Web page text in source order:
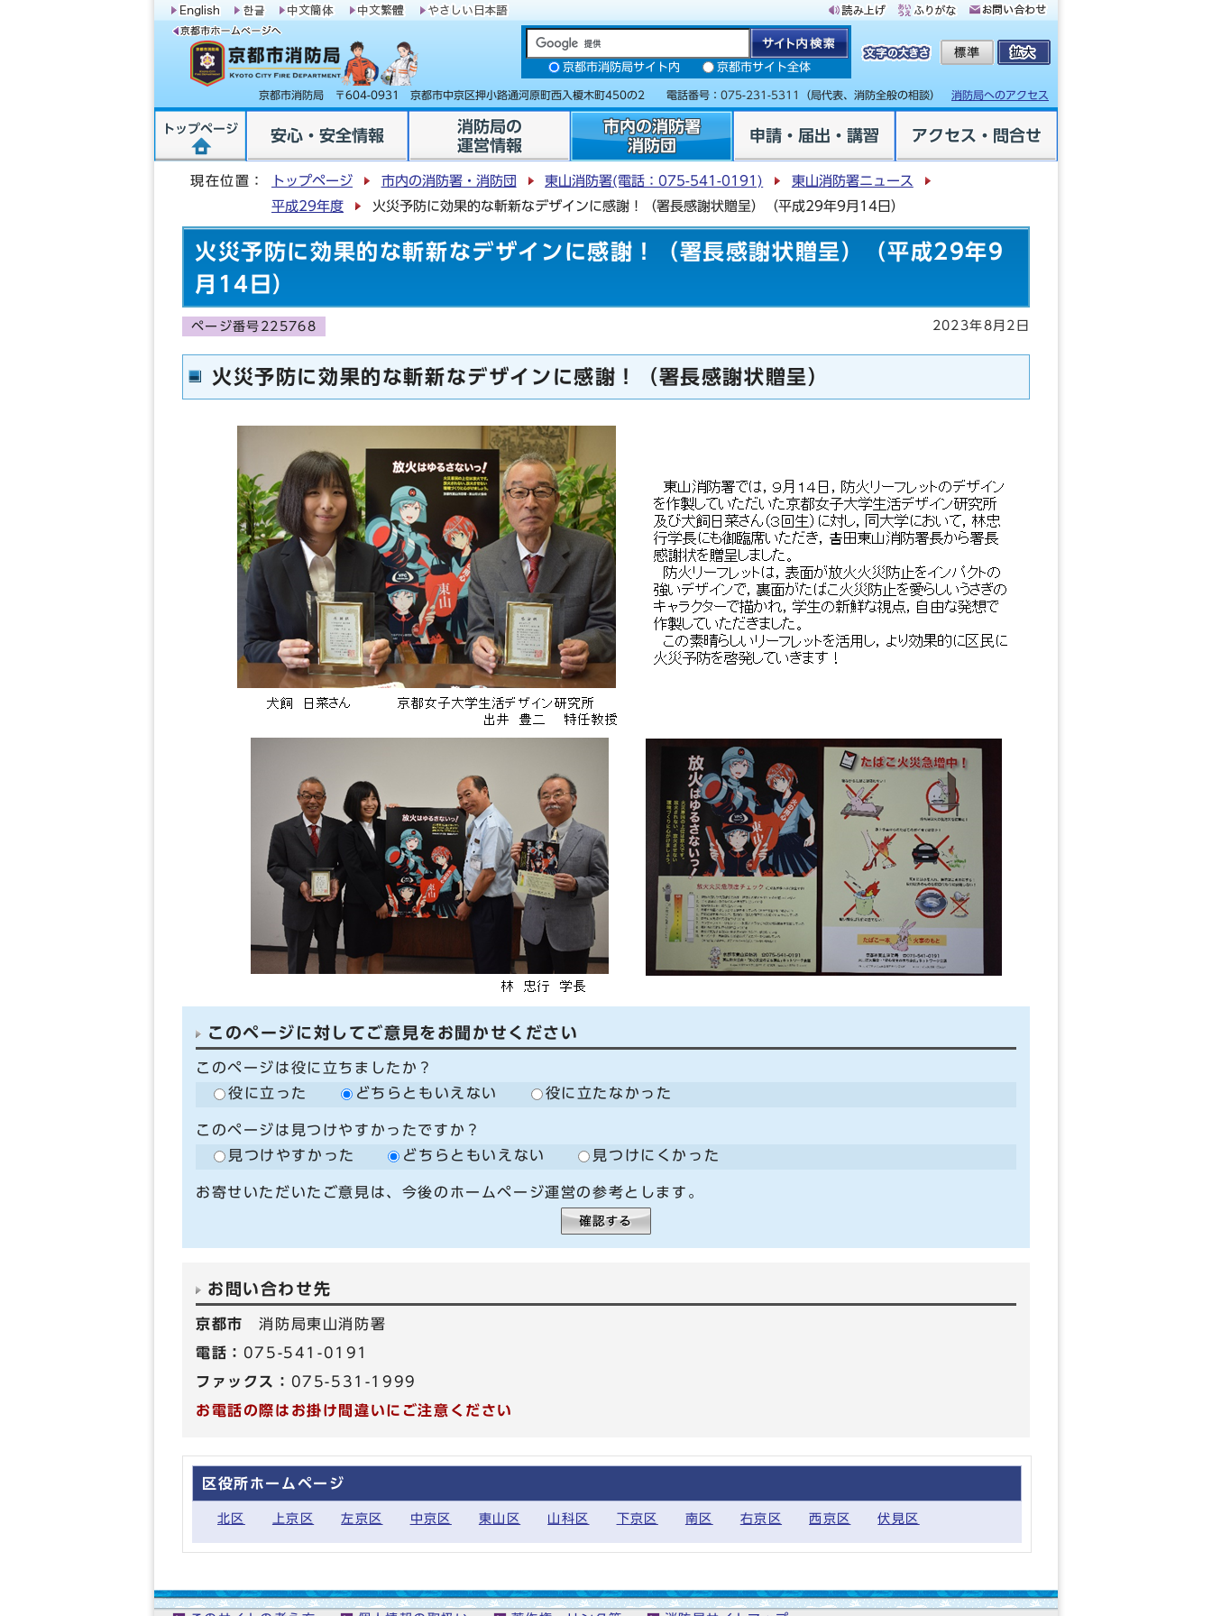
京都市消防局サイト内 京都市サイト全体
京都市消防局 〒604-0931 京都市中京区押小路通河原町西入榎木町450の2 電話番号： 075-231-5311 （局代表、消防全般の相談） 消防局へのアクセス
トップページ 安心・安全情報
消防局の
運営情報
市内の消防署
消防団
申請・届出・講習 アクセス・問合せ
現在位置： トップページ 市内の消防署・消防団 東山消防署(電話：075-541-0191)
東山消防署ニュース
平成29年度
火災予防に効果的な斬新なデザインに感謝！（署長感謝状贈呈）（平成29年9月14日）
火災予防に効果的な斬新なデザインに感謝！（署長感謝状贈呈）（平成29年9
月14日）
ページ番号225768 2023年8月2日
火災予防に効果的な斬新なデザインに感謝！（署長感謝状贈呈）
このページに対してご意見をお聞かせください
このページは役に立ちましたか？
役に立った
どちらともいえない 役に立たなかった
このページは見つけやすかったですか？
見つけやすかった
どちらともいえない 見つけにくかった
お寄せいただいたご意見は、今後のホームページ運営の参考とします。
お問い合わせ先
京都市消防局東山消防署
電話： 075-541-0191
ファックス： 075-531-1999
お電話の際はお掛け間違いにご注意ください
区役所ホームページ
北区 上京区 左京区 中京区 東山区 山科区 下京区 南区 右京区 西京区 伏見区